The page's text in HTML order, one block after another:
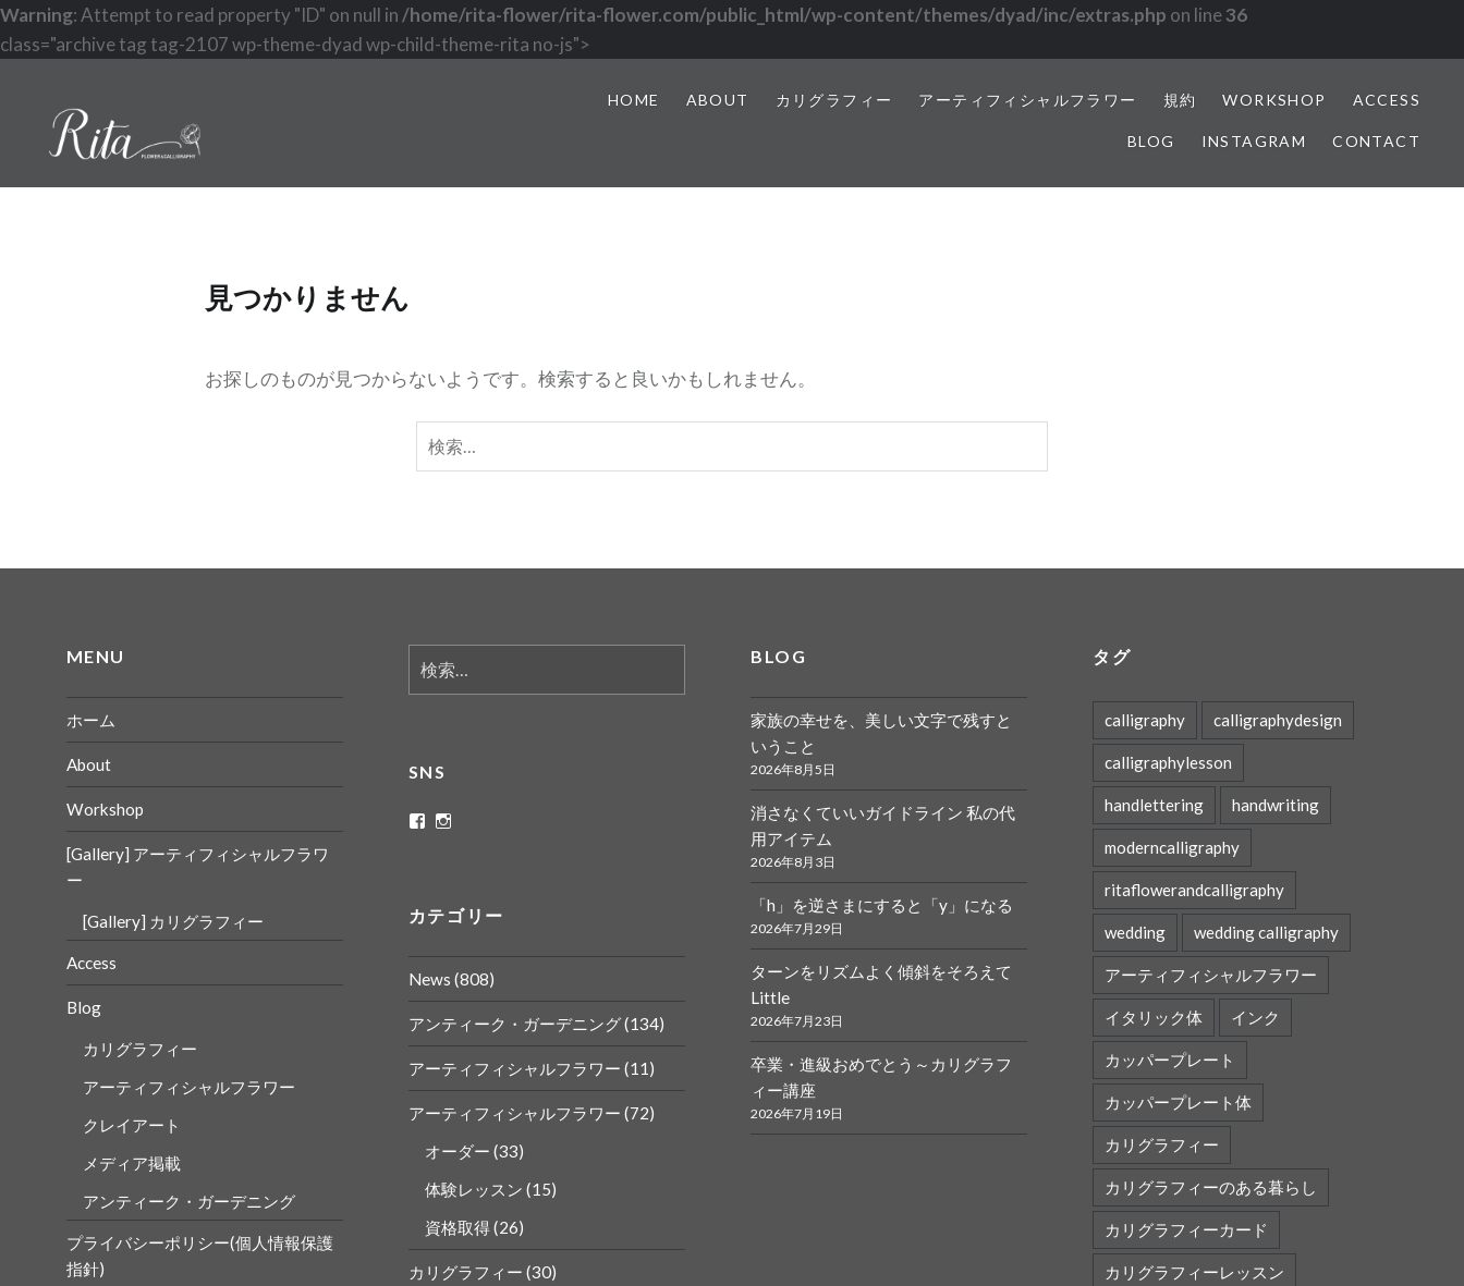
Warning: Attempt to read property "ID" on null in/home/rita-flower/rita-flower.com/public_html/wp-content/themes/dyad/inc/extras.php on line36
class="archive tag tag-2107 wp-theme-dyad wp-child-theme-rita no-js">
ツ
HOME ABOUT カリグラフィー アーティフィシャルフラワー 規約 WORKSHOP ACCESS
BLOG INSTAGRAM CONTACT
見つかりません
お探しのものが見つからないようです。検索すると良いかもしれません。
検
索:
MENU
ホーム
About
Workshop
[Gallery] アーティフィシャルフラワ
ー
[Gallery] カリグラフィー
Access
Blog
カリグラフィー
アーティフィシャルフラワー
クレイアート
メディア掲載
アンティーク・ガーデニング
プライバシーポリシー(個人情報保護
指針)
索:
BLOG
家族の幸せを、美しい文字で残すと
いうこと
2026年8月5日
消さなくていいガイドライン 私の代
用アイテム
2026年8月3日
「h」を逆さまにすると「y」になる
2026年7月29日
ターンをリズムよく傾斜をそろえて
Little
2026年7月23日
卒業・進級おめでとう～カリグラフ
ィー講座
2026年7月19日
タグ
calligraphy calligraphydesign
calligraphylesson
handlettering handwriting
moderncalligraphy
ritaflowerandcalligraphy
wedding wedding calligraphy
アーティフィシャルフラワー
イタリック体 インク
カッパープレート
カッパープレート体
カリグラフィー
カリグラフィーのある暮らし
カリグラフィーカード
カリグラフィーレッスン
SNS
ritaflower.calligraphy
ロ
フ
ー
ル
で
表
示
rita_ym
ロ
フ
ー
ル
で
表
示
カテゴリー
News (808)
アンティーク・ガーデニング(134)
アーティフィシャルフラワー (11)
アーティフィシャルフラワー (72)
オーダー (33)
体験レッスン (15)
資格取得(26)
カリグラフィー (30)